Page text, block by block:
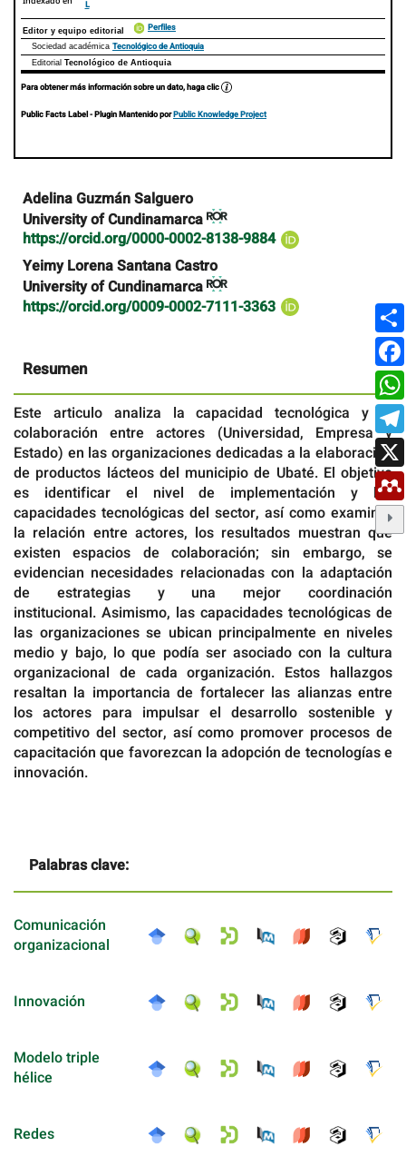
L
Editor y equipo editorial Perfiles
Sociedad académica Tecnológico de Antioquia
Editorial Tecnológico de Antioquia
Para obtener más información sobre un dato, haga clic
Public Facts Label- Plugin Mantenido porPublic Knowledge Project
Contenido
principal
del
artículo
Adelina Guzmán Salguero
University of Cundinamarca
https://orcid.org/0000-0002-8138-9884
Yeimy Lorena Santana Castro
University of Cundinamarca
https://orcid.org/0009-0002-7111-3363
Resumen
Este articulo analiza la capacidad tecnológica y la
colaboración entre actores (Universidad, Empresa y
Estado) en las organizaciones dedicadas a la elaboración
de productos lácteos del municipio de Ubaté. El objetivo
es identificar el nivel de implementación y las
capacidades tecnológicas del sector, así como examinar
la relación entre actores, los resultados muestran que
existen espacios de colaboración; sin embargo, se
evidencian necesidades relacionadas con la adaptación
de estrategias y una mejor coordinación
institucional. Asimismo, las capacidades tecnológicas de
las organizaciones se ubican principalmente en niveles
medio y bajo, lo que podía ser asociado con la cultura
organizacional de cada organización. Estos hallazgos
resaltan la importancia de fortalecer las alianzas entre
los actores para impulsar el desarrollo sostenible y
competitivo del sector, así como promover procesos de
capacitación que favorezcan la adopción de tecnologías e
innovación.
Palabras clave:
Comunicación
organizacional
Innovación
Modelo triple
hélice
Redes